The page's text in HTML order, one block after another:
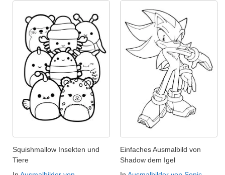
Squishmallow Insekten und
Tiere
Einfaches Ausmalbild von
Shadow dem Igel